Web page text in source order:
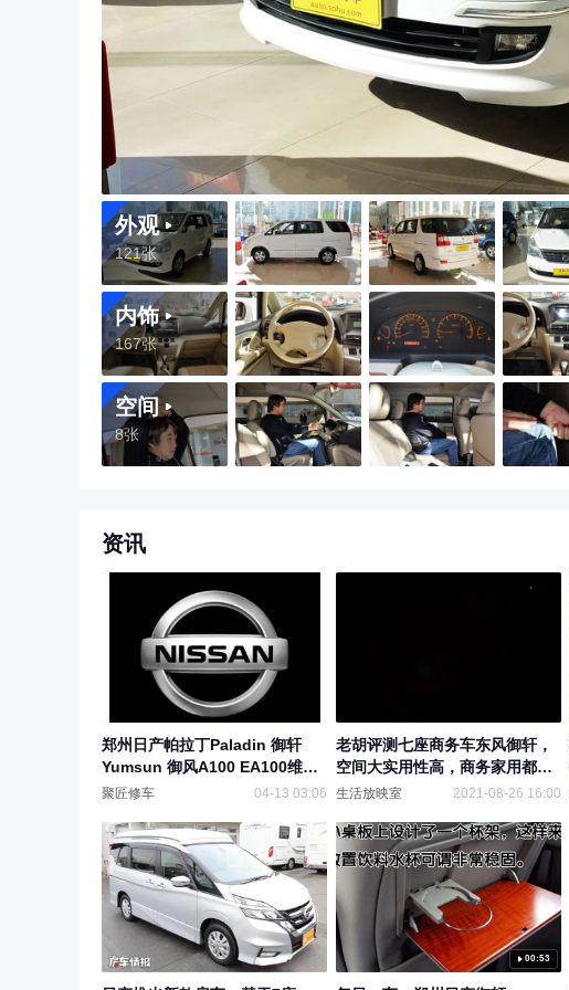
外观
121张
内饰
167张
空间
8张
资讯
郑州日产帕拉丁Paladin 御轩
Yumsun 御风A100 EA100维修
手册电路图
聚匠修车 04-13 03:06
老胡评测七座商务车东风御轩，
空间大实用性高，商务家用都可
以
生活放映室 2021-08-26 16:00
00:53